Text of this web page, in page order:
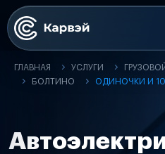
ГЛАВНАЯ УСЛУГИ
БОЛТИНО
ОДИНОЧКИ И